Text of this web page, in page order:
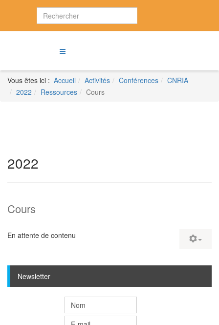
Vous êtes ici : Accueil Activités Conférences
CNRIA
2022
Ressources Cours
2022
Cours
En attente de contenu
Newsletter